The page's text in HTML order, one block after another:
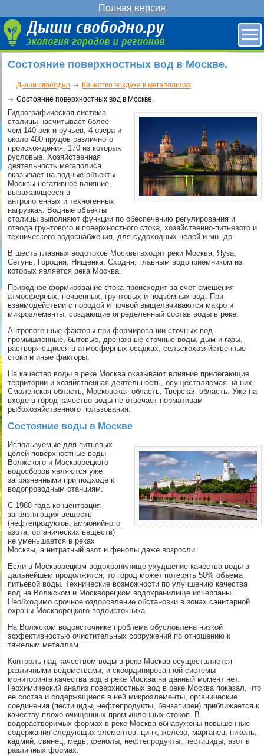
Полная версия
Состояние поверхностных вод в Москве.
Дыши свободно
Качество воздуха в мегаполисах
Состояние поверхностных вод в Москве.
Гидрографическая система
столицы насчитывает более
чем 140 рек и ручьев, 4 озера и
около 400 прудов различного
происхождения, 170 из которых
русловые. Хозяйственная
деятельность мегаполиса
оказывает на водные объекты
Москвы негативное влияние,
выражающееся в
антропогенных и техногенных
нагрузках. Водные объекты
столицы выполняют функции по обеспечению регулирования и
отвода грунтового и поверхностного стока, хозяйственно-питьевого и
технического водоснабжения, для судоходных целей и мн. др.
В шесть главных водотоков Москвы входят реки Москва, Яуза,
Сетунь, Городня, Нищенка, Сходня, главным водоприемником из
которых является река Москва.
Природное формирование стока происходит за счет смешения
атмосферных, почвенных, грунтовых и подземных вод. При
взаимодействии с породой и почвой выщелачиваются макро и
микроэлементы, создающие определенный состав воды в реке.
Антропогенные факторы при формировании сточных вод —
промышленные, бытовые, дренажные сточные воды, дым и газы,
растворяющиеся в атмосферных осадках, сельскохозяйственные
стоки и иные факторы.
На качество воды в реке Москва оказывают влияние прилегающие
территории и хозяйственная деятельность, осуществляемая на них:
Смоленская область, Московская область, Тверская область. Уже на
входе в город качество воды не отвечает нормативам
рыбохозяйственного пользования.
Состояние воды в Москве
Используемые для питьевых
целей поверхностные воды
Волжского и Москворецкого
водосборов являются уже
загрязненными при подходе к
водопроводным станциям.
С 1988 года концентрация
загрязняющих веществ
(нефтепродуктов, аммонийного
азота, органических веществ)
не уменьшается в реках
Москвы, а нитратный азот и фенолы даже возросли.
Если в Москворецком водохранилище ухудшение качества воды в
дальнейшем продолжится, то город может потерять 50% объема
питьевой воды. Технические возможности по улучшению качества
вод на Волжском и Москворецком водохранилище исчерпаны.
Необходимо срочное оздоровление обстановки в зонах санитарной
охраны Москворецкого водоисточника.
На Волжском водоисточнике проблема обусловлена низкой
эффективностью очистительных сооружений по отношению к
тяжелым металлам.
Контроль над качеством воды в реке Москва осуществляется
различными ведомствами, и скоординированной системы
мониторинга качества вод в реке Москва на данный момент нет.
Геохимический анализ поверхностных вод в реке Москва показал, что
ее состав и содержащиеся в ней микроэлементы, органические
соединения (пестициды, нефтепродукты, бензапирен) приближается к
качеству плохо очищенных промышленных стоков. В
водорастворимых формах в реке Москва обнаружены повышенные
содержания следующих элементов: цинк, железо, марганец, никель,
кадмий, свинец, медь, фенолы, нефтепродукты, пестициды, азот в
различных формах.